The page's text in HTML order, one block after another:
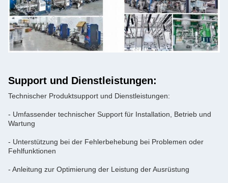
Support und Dienstleistungen:
Technischer Produktsupport und Dienstleistungen:
- Umfassender technischer Support für Installation, Betrieb und
Wartung
- Unterstützung bei der Fehlerbehebung bei Problemen oder
Fehlfunktionen
- Anleitung zur Optimierung der Leistung der Ausrüstung